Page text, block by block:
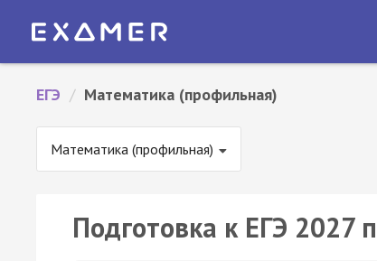
ЕГЭ / Математика (профильная)
Математика (профильная)
Подготовка к ЕГЭ 2027